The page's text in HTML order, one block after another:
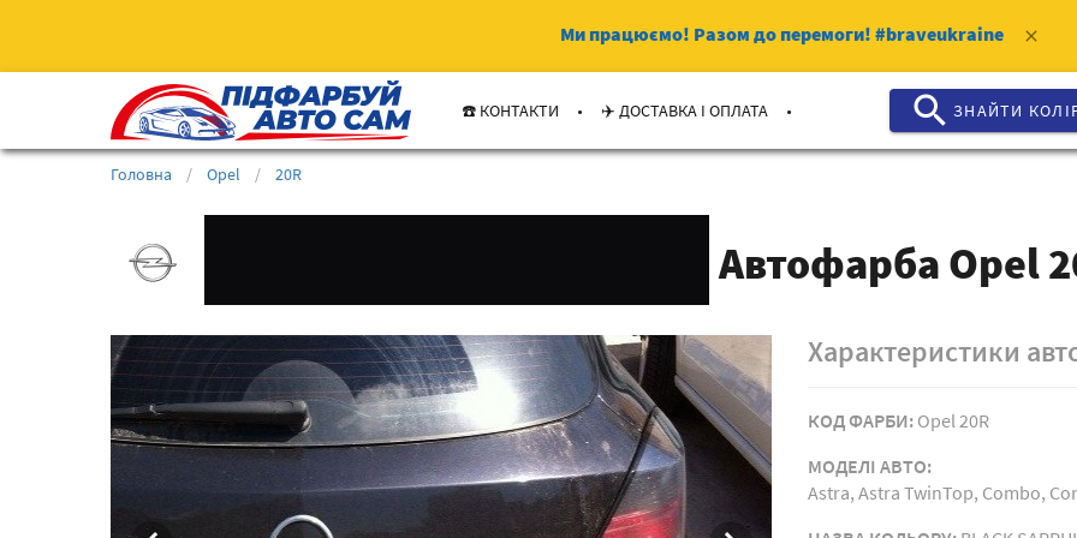
Ми працюємо! Разом до перемоги! #braveukraine clear
☎️ КОНТАКТИ . ✈️ ДОСТАВКА І ОПЛАТА . search ЗНАЙТИ
Головна / Opel / 20R
Автофарба Opel
Характеристики
КОД ФАРБИ: Opel 20R
МОДЕЛI АВТО:
Astra, Astra TwinTop, Combo,